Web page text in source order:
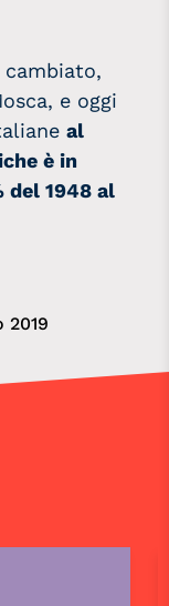
e oggi
al
è in
del 1948 al
2019